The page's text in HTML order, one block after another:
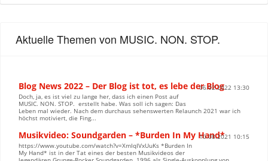
Aktuelle Themen von MUSIC. NON. STOP.
Blog News 2022 – Der Blog ist tot, es lebe der Blog06.02.2022 13:30
Doch, ja, es ist viel zu lange her, dass ich einen Post auf
MUSIC. NON. STOP. erstellt habe. Was soll ich sagen: Das
Leben mal wieder. Nach dem durchaus sehenswerten Relaunch 2021 war ich
höchst motiviert, die Fing...
Musikvideo: Soundgarden – *Burden In My Hand*10.08.2021 10:15
https://www.youtube.com/watch?v=XmIqIVxUuKs *Burden In
My Hand* ist in der Tat eines der besten Musikvideos der